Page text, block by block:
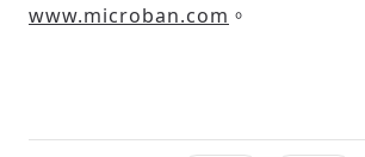
www.microban.com 。